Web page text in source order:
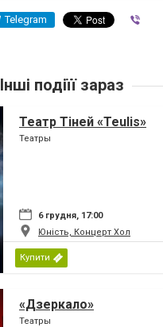
Telegram
Інші подіїї зараз
Театр Тіней «Teulis»
Театры
6 грудня, 17:00
Юність, Концерт Хол
Купити
«Дзеркало»
Театры